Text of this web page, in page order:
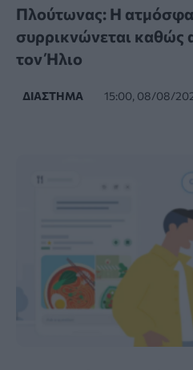
Πλούτωνας: Η
συρρικνώνεται καθώς
τον Ήλιο
ΔΙΆΣΤΗΜΑ 15:00, 08/08/